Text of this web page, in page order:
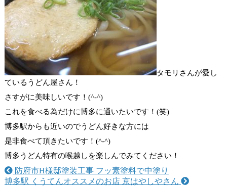
タモリさんが愛し
ているうどん屋さん！
さすがに美味しいです！(^-^)
これを食べる為だけに博多に通いたいです！(笑)
博多駅からも近いのでうどん好きな方には
是非食べて頂きたいです！(^-^)
博多うどん特有の喉越しを楽しんでみてください！
防府市H様邸塗装工事 フッ素塗料で中塗り
博多駅 くうてんオススメのお店 京はやしやさん